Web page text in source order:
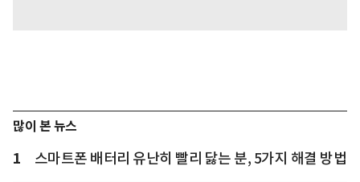
많이 본 뉴스
1 스마트폰 배터리 유난히 빨리 닳는 분, 5가지 해결 방법